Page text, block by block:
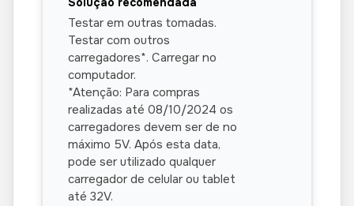
Testar em outras tomadas.
Testar com outros
carregadores*. Carregar no
computador.
*Atenção: Para compras
realizadas até 08/10/2024 os
carregadores devem ser de no
máximo 5V. Após esta data,
pode ser utilizado qualquer
carregador de celular ou tablet
até 32V.